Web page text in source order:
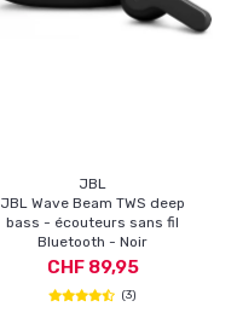
JBL
JBL Wave Beam TWS deep
bass - écouteurs sans fil
Bluetooth - Noir
CHF 89,95
(3)